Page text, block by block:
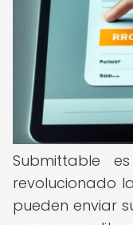
Submittable
revolucionado
pueden enviar